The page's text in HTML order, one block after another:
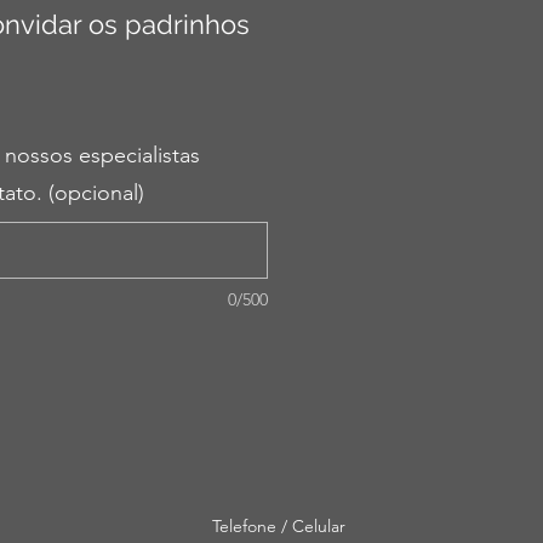
Telefone / Celular
os padrinhos
especialistas
(opcional)
0/500